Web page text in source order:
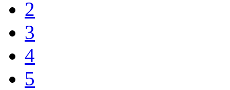
2
3
4
5